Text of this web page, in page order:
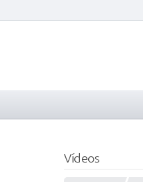
Vídeos